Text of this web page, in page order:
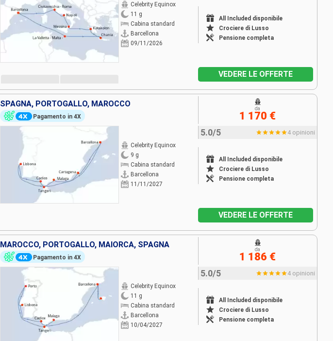
Celebrity Equinox
11 g
Cabina standard
Barcellona
09/11/2026
All Included disponibile
Crociere di Lusso
Pensione completa
VEDERE LE OFFERTE
SPAGNA, PORTOGALLO, MAROCCO
Pagamento in 4X
Celebrity Equinox
9 g
Cabina standard
Barcellona
11/11/2027
5.0/5 4 opinioni
All Included disponibile
Crociere di Lusso
Pensione completa
da
1 170 €
VEDERE LE OFFERTE
MAROCCO, PORTOGALLO, MAIORCA, SPAGNA
Pagamento in 4X
Celebrity Equinox
11 g
Cabina standard
Barcellona
10/04/2027
5.0/5 4 opinioni
All Included disponibile
Crociere di Lusso
Pensione completa
da
1 186 €